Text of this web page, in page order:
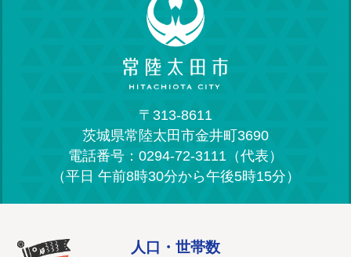
〒313-8611
茨城県常陸太田市金井町3690
電話番号：0294-72-3111（代表）
（平日 午前8時30分から午後5時15分）